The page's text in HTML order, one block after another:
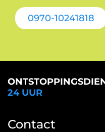
0970-10241818
24 UUR
Contact